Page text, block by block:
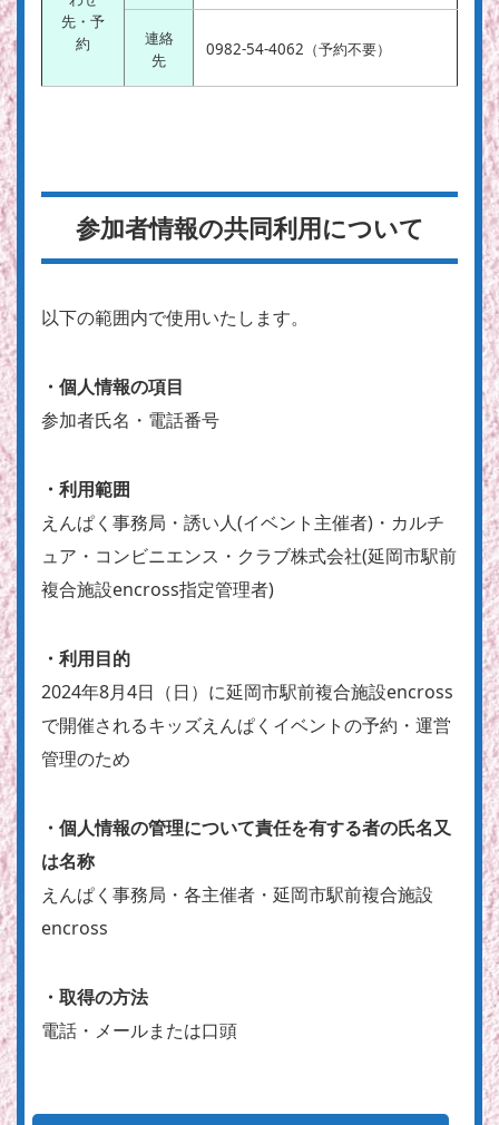
先・予
約
連絡
先
0982-54-4062（予約不要）
参加者情報の共同利用について
以下の範囲内で使用いたします。
・個人情報の項目
参加者氏名・電話番号
・利用範囲
えんぱく事務局・誘い人(イベント主催者)・カルチ
ュア・コンビニエンス・クラブ株式会社(延岡市駅前
複合施設encross指定管理者)
・利用目的
2024年8月4日（日）に延岡市駅前複合施設encross
で開催されるキッズえんぱくイベントの予約・運営
管理のため
・個人情報の管理について責任を有する者の氏名又
は名称
えんぱく事務局・各主催者・延岡市駅前複合施設
encross
・取得の方法
電話・メールまたは口頭